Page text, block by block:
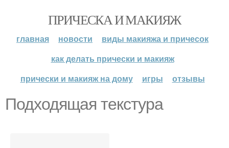
ПРИЧЕСКА И МАКИЯЖ
главная новости
виды макияжа и причесок
как делать прически и макияж
прически и макияж на дому
игры отзывы
Подходящая текстура